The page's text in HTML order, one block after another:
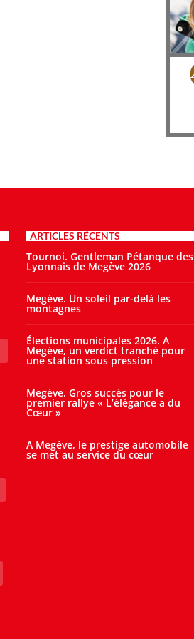
ARTICLES RÉCENTS
Tournoi. Gentleman Pétanque des
Lyonnais de Megève 2026
Megève. Un soleil par-delà les
montagnes
Élections municipales 2026. A
Megève, un verdict tranché pour
une station sous pression
Megève. Gros succès pour le
premier rallye « L’élégance a du
Cœur »
A Megève, le prestige automobile
se met au service du cœur